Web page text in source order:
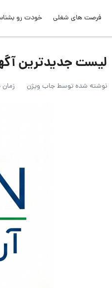
فرصت های شغلی خودت رو
لیست جدیدترین
نوشته شده توسطجاب ویژن زمان